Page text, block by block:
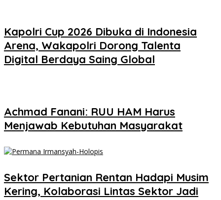
Kapolri Cup 2026 Dibuka di Indonesia
Arena, Wakapolri Dorong Talenta
Digital Berdaya Saing Global
Achmad Fanani: RUU HAM Harus
Menjawab Kebutuhan Masyarakat
Sektor Pertanian Rentan Hadapi Musim
Kering, Kolaborasi Lintas Sektor Jadi